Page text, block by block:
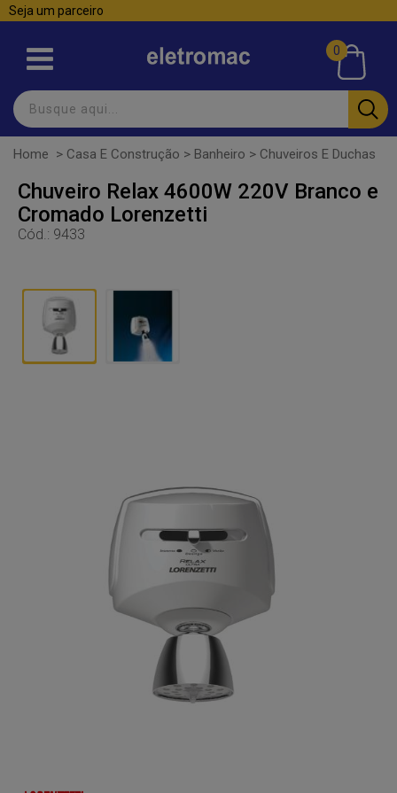
Seja um parceiro
0
Home > Casa E Construção > Banheiro > Chuveiros E Duchas
Chuveiro Relax 4600W 220V Branco e
Cromado Lorenzetti
Cód.: 9433